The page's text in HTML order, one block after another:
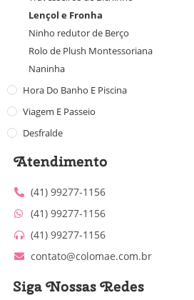
Lençol e Fronha
Ninho redutor de Berço
Rolo de Plush Montessoriana
Naninha
Hora Do Banho E Piscina
Viagem E Passeio
Desfralde
Atendimento
(41) 99277-1156
(41) 99277-1156
(41) 99277-1156
contato@colomae.com.br
Siga Nossas Redes